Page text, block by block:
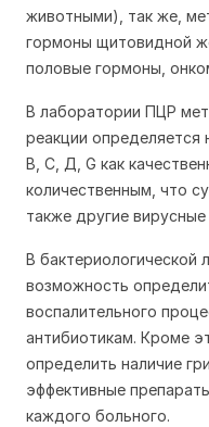
животными), так же,
гормоны щитовидной
половые гормоны,
В лаборатории ПЦР
реакции определяется
В, С, Д, G как
количественным, что
также другие вирусные
В бактериологической
возможность
воспалительного
антибиотикам. Кроме
определить наличие
эффективные
каждого больного.